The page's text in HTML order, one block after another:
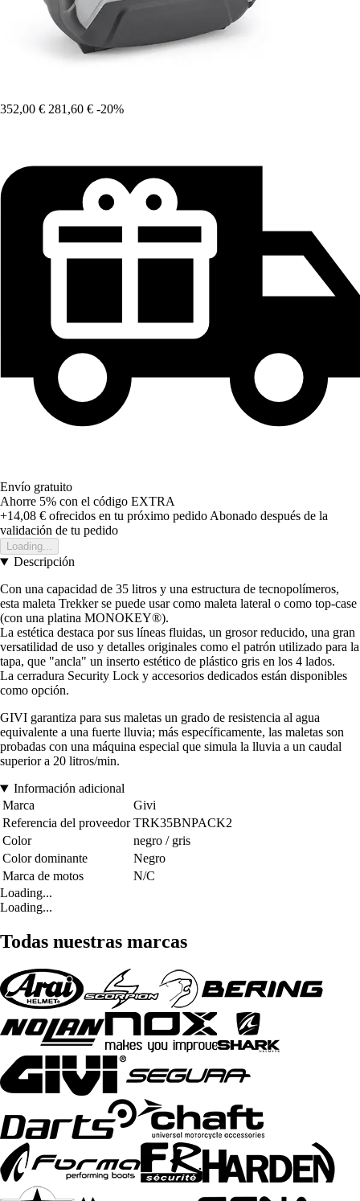
352,00 € 281,60 € -20%
Envío gratuito
Ahorre 5% con el código EXTRA
+14,08 € ofrecidos en tu próximo pedido Abonado después de la
validación de tu pedido
Loading...
Descripción
Con una capacidad de 35 litros y una estructura de tecnopolímeros,
esta maleta Trekker se puede usar como maleta lateral o como top-case
(con una platina MONOKEY®).
La estética destaca por sus líneas fluidas, un grosor reducido, una gran
versatilidad de uso y detalles originales como el patrón utilizado para la
tapa, que "ancla" un inserto estético de plástico gris en los 4 lados.
La cerradura Security Lock y accesorios dedicados están disponibles
como opción.
GIVI garantiza para sus maletas un grado de resistencia al agua
equivalente a una fuerte lluvia; más específicamente, las maletas son
probadas con una máquina especial que simula la lluvia a un caudal
superior a 20 litros/min.
Información adicional
Marca
Givi
Referencia del proveedor TRK35BNPACK2
Color
negro / gris
Color dominante
Negro
Marca de motos
N/C
Loading...
Loading...
Todas nuestras marcas